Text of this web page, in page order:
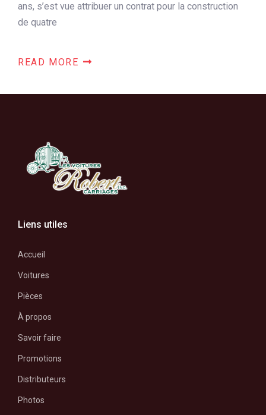
ans, s’est vue attribuer un contrat pour la construction
de quatre
READ MORE
Liens utiles
Accueil
Voitures
Pièces
À propos
Savoir faire
Promotions
Distributeurs
Photos